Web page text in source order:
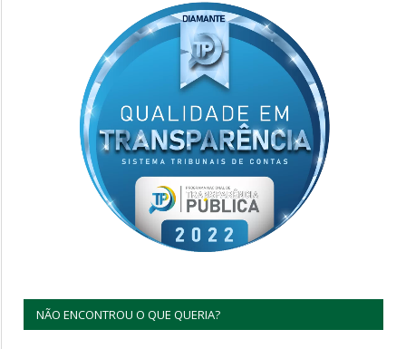
NÃO ENCONTROU O QUE QUERIA?